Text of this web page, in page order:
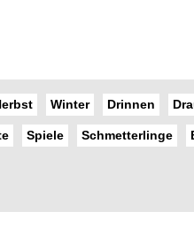
Winter Drinnen
Spiele Schmetterlinge